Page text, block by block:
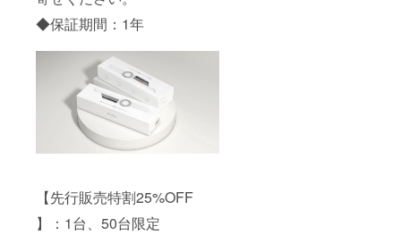
◆保証期間：1年
【先行販売特割25%OFF
】：1台、50台限定